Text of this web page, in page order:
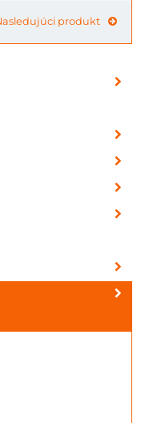
produkt